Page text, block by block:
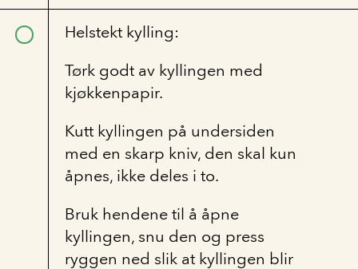
Helstekt kylling:
Tørk godt av kyllingen med
kjøkkenpapir.
Kutt kyllingen på undersiden
med en skarp kniv, den skal kun
åpnes, ikke deles i to.
Bruk hendene til å åpne
kyllingen, snu den og press
ryggen ned slik at kyllingen blir